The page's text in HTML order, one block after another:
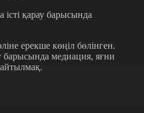
істі қарау барысында
ерекше көңіл бөлінген.
барысында медиация, яғни